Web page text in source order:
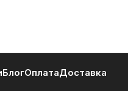
БлогОплатаДоставка